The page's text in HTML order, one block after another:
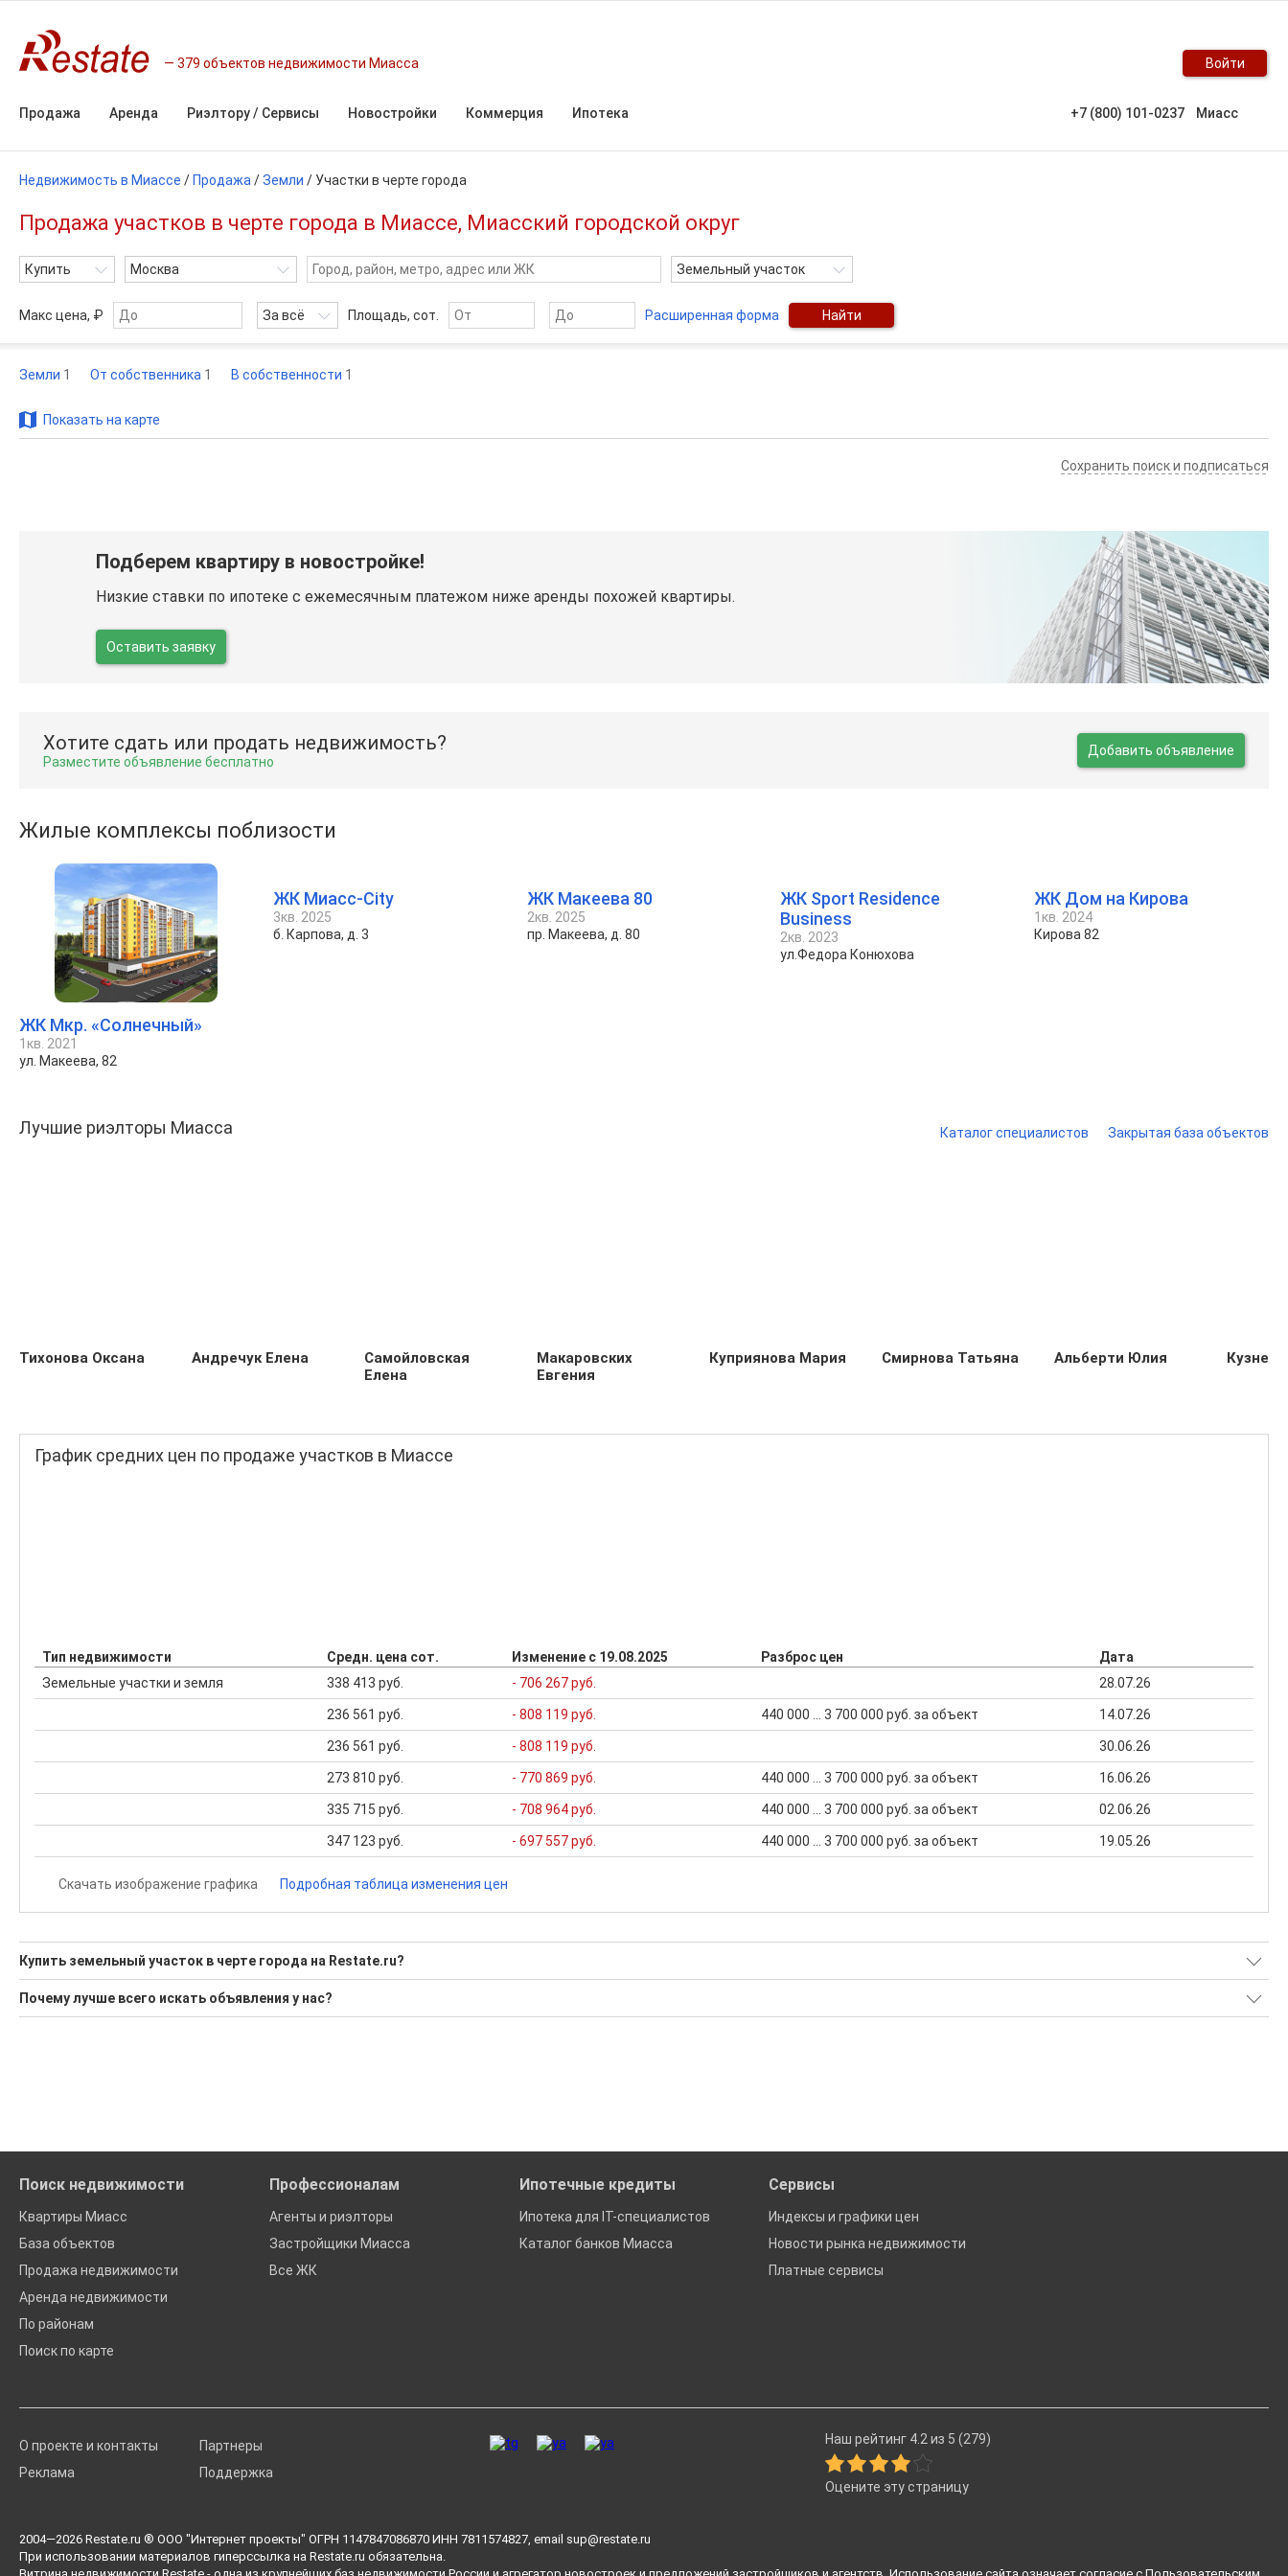
379 объектов недвижимости Миасса Войти
Продажа Аренда Риэлтору / Сервисы Новостройки Коммерция Ипотека +7 (800) 101-0237 Миасс
Недвижимость в Миассе / Продажа /Земли / Участки в черте города
Продажа участков в черте города в Миассе, Миасский городской округ
Купить Москва Земельный участок
Макс цена, ₽ За всё Площадь, сот. Расширенная форма Найти
Земли 1 От собственника 1 В собственности 1
Показать на карте
Сохранить поиск и подписаться
Подберем квартиру в новостройке!
Низкие ставки по ипотеке с ежемесячным платежом ниже аренды похожей квартиры.
Оставить заявку
Хотите сдать или продать недвижимость?
Разместите объявление бесплатно
Добавить объявление
Жилые комплексы поблизости
ЖК Мкр. «Солнечный»
1кв. 2021
ул. Макеева, 82
ЖК Миасс-City
3кв. 2025
б. Карпова, д. 3
ЖК Макеева 80
2кв. 2025
пр. Макеева, д. 80
ЖК Sport Residence
Business
2кв. 2023
ул.Федора Конюхова
ЖК Дом на Кирова
1кв. 2024
Кирова 82
Лучшие риэлторы Миасса Каталог специалистов Закрытая база объектов
Тихонова Оксана Андречук Елена
Самойловская
Елена
Макаровских
Евгения
Куприянова Мария Смирнова Татьяна Альберти Юлия
График средних цен по продаже участков в Миассе
Тип недвижимости Средн. цена сот. Изменение с 19.08.2025 Разброс цен
Дата
Земельные участки и земля
338 413 руб. - 706 267 руб. 28.07.26
236 561 руб. - 808 119 руб. 440 000 ... 3 700 000 руб. за объект 14.07.26
236 561 руб. - 808 119 руб. 30.06.26
273 810 руб. - 770 869 руб. 440 000 ... 3 700 000 руб. за объект 16.06.26
335 715 руб. - 708 964 руб. 440 000 ... 3 700 000 руб. за объект 02.06.26
347 123 руб. - 697 557 руб. 440 000 ... 3 700 000 руб. за объект 19.05.26
Скачать изображение графика Подробная таблица изменения цен
Купить земельный участок в черте города на Restate.ru?
Ищите, как Купить земельный участок в черте города?
Воспользуйтесь нашим поиском по новостройкам, для подбора подходящего вам варианта
Почему лучше всего искать объявления у нас?
Поиск недвижимости
Квартиры Миасс
База объектов
Продажа недвижимости
Аренда недвижимости
По районам
Поиск по карте
Профессионалам
Агенты и риэлторы
Застройщики Миасса
Все ЖК
Ипотечные кредиты
Ипотека для IT-специалистов
Каталог банков Миасса
Сервисы
Индексы и графики цен
Новости рынка недвижимости
Платные сервисы
О проекте и контакты
Реклама
Партнеры
Поддержка
Наш рейтинг 4.2 из 5 (279)
Оцените эту страницу
2004—2026 Restate.ru ® ООО "Интернет проекты" ОГРН 1147847086870 ИНН 7811574827, email sup@restate.ru
При использовании материалов гиперссылка на Restate.ru обязательна.